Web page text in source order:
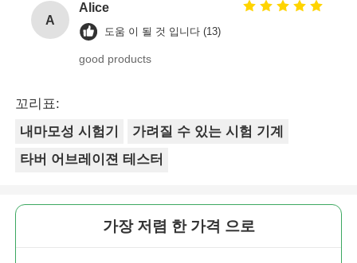
A
Alice
도움 이 될 것 입니다 (13)
good products
꼬리표:
내마모성 시험기
가려질 수 있는 시험 기계
타버 어브레이젼 테스터
가장 저렴 한 가격 으로